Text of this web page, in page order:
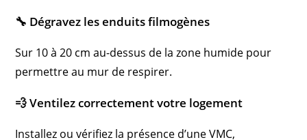
🔧 Dégravez les enduits filmogènes
Sur 10 à 20 cm au-dessus de la zone humide pour
permettre au mur de respirer.
💨 Ventilez correctement votre logement
Installez ou vérifiez la présence d’une VMC,